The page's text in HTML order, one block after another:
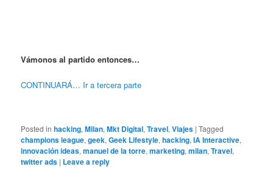
Vámonos al partido entonces…
CONTINUARÁ… Ir a tercera parte
Posted in hacking,Milan,Mkt Digital,Travel,Viajes |Tagged
champions league,geek,Geek Lifestyle,hacking,IA Interactive,
innovación ideas,manuel de la torre,marketing,milan,Travel,
twitter ads | Leave a reply